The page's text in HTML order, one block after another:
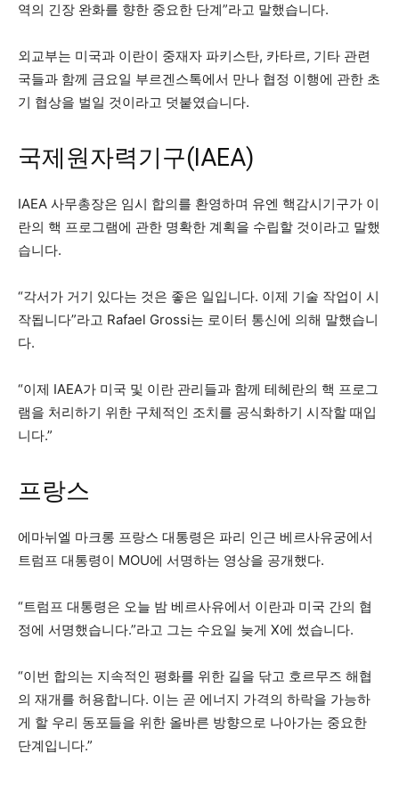
역의 긴장 완화를 향한 중요한 단계”라고 말했습니다.
외교부는 미국과 이란이 중재자 파키스탄, 카타르, 기타 관련
국들과 함께 금요일 부르겐스톡에서 만나 협정 이행에 관한 초
기 협상을 벌일 것이라고 덧붙였습니다.
국제원자력기구(IAEA)
IAEA 사무총장은 임시 합의를 환영하며 유엔 핵감시기구가 이
란의 핵 프로그램에 관한 명확한 계획을 수립할 것이라고 말했
습니다.
“각서가 거기 있다는 것은 좋은 일입니다. ⁠이제 기술 작업이 시
작됩니다”라고 Rafael Grossi는 로이터 통신에 의해 말했습니
다.
“이제 IAEA가 미국 및 이란 관리들과 함께 테헤란의 핵 프로그
램을 처리하기 위한 구체적인 조치를 공식화하기 시작할 때입
니다.”
프랑스
에마뉘엘 마크롱 프랑스 대통령은 파리 인근 베르사유궁에서
트럼프 대통령이 MOU에 서명하는 영상을 공개했다.
“트럼프 대통령은 오늘 밤 베르사유에서 이란과 미국 간의 협
정에 서명했습니다.”라고 그는 수요일 늦게 X에 썼습니다.
“이번 합의는 지속적인 평화를 위한 길을 닦고 호르무즈 해협
의 재개를 허용합니다. 이는 곧 에너지 가격의 하락을 가능하
게 할 우리 동포들을 위한 올바른 방향으로 나아가는 중요한
단계입니다.”